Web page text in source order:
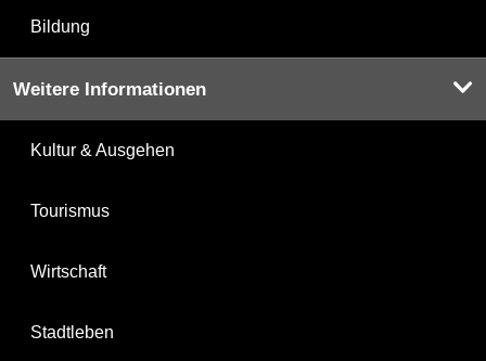
Bildung
Weitere Informationen
Kultur & Ausgehen
Tourismus
Wirtschaft
Stadtleben